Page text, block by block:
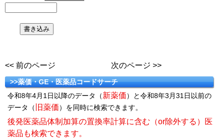
<< 前のページ 次のページ >>
>>薬価・GE・医薬品コードサーチ
令和8年4月1日以降のデータ（新薬価）と令和8年3月31日以前の
データ（ 旧薬価）を同時に検索できます。
後発医薬品体制加算の置換率計算に含む（or除外する）医
薬品も検索できます。